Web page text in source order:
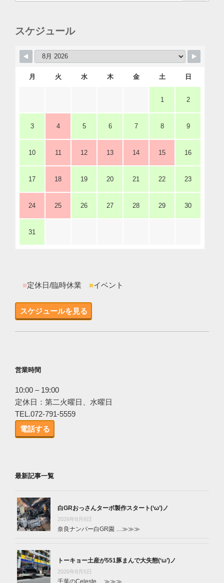
スケジュール
月 火 水 木 金 土 日
1 2
3 4 5 6 7 8 9
10 11 12 13 14 15 16
17 18 19 20 21 22 23
24 25 26 27 28 29 30
31
■定休日/臨時休業 ■イベント
スケジュールを見る
営業時間
10:00 – 19:00
定休日：第二火曜日、水曜日
TEL.072-791-5559
電話する
最新記事一覧
白GRおっさんターボ製作スタート(‘ω’)ノ
2026年8月6日
奈良ナンバー白GR園 …≫≫≫
トーキョー土産が551豚まんで大失態(‘ω’)ノ
2026年8月5日
千葉のCeleste … ≫≫≫